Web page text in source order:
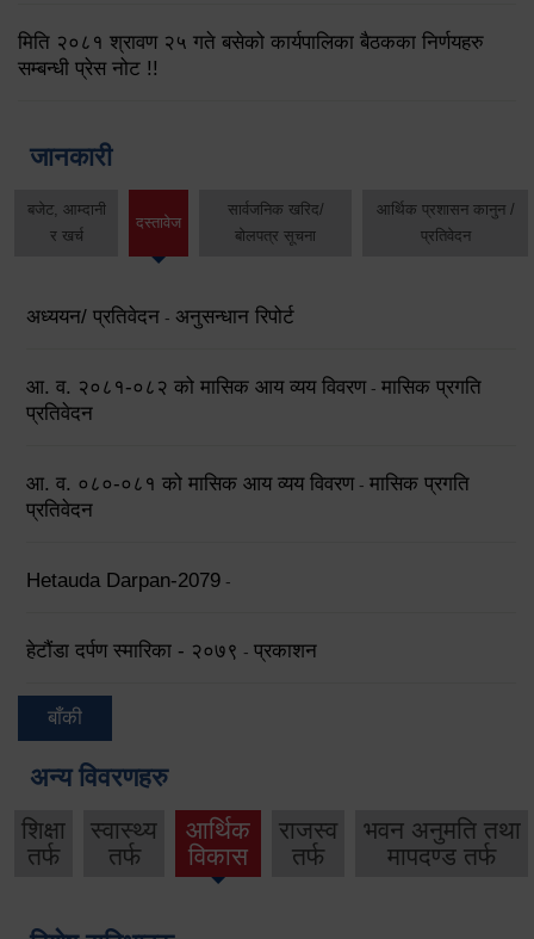
मिति २०८१ श्रावण २५ गते बसेको कार्यपालिका बैठकका निर्णयहरु
सम्बन्धी प्रेस नोट !!
जानकारी
बजेट, आम्दानी
र खर्च
दस्तावेज
सार्वजनिक खरिद/
बोलपत्र सूचना
आर्थिक प्रशासन कानुन /
प्रतिवेदन
अध्ययन/ प्रतिवेदन - अनुसन्धान रिपोर्ट
आ. व. २०८१-०८२ को मासिक आय व्यय विवरण - मासिक प्रगति
प्रतिवेदन
आ. व. ०८०-०८१ को मासिक आय व्यय विवरण - मासिक प्रगति
प्रतिवेदन
Hetauda Darpan-2079 -
हेटौंडा दर्पण स्मारिका - २०७९ - प्रकाशन
बाँकी
अन्य विवरणहरु
शिक्षा
तर्फ
स्वास्थ्य
तर्फ
आर्थिक
विकास
राजस्व
तर्फ
भवन अनुमति तथा
मापदण्ड तर्फ